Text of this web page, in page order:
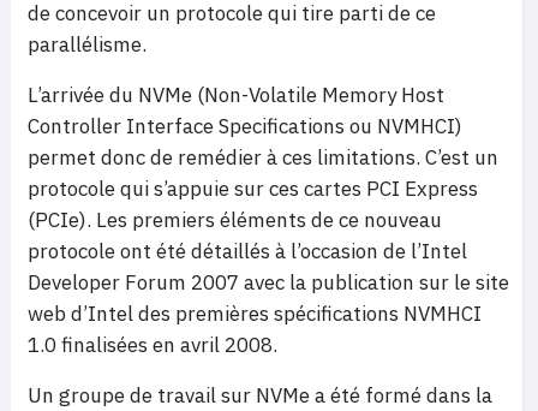
de concevoir un protocole qui tire parti de ce
parallélisme.
L’arrivée du NVMe (Non-Volatile Memory Host
Controller Interface Specifications ou NVMHCI)
permet donc de remédier à ces limitations. C’est un
protocole qui s’appuie sur ces cartes PCI Express
(PCIe). Les premiers éléments de ce nouveau
protocole ont été détaillés à l’occasion de l’Intel
Developer Forum 2007 avec la publication sur le site
web d’Intel des premières spécifications NVMHCI
1.0 finalisées en avril 2008.
Un groupe de travail sur NVMe a été formé dans la